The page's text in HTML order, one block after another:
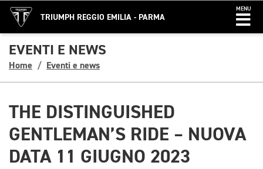
TRIUMPH REGGIO EMILIA - PARMA
MENU
EVENTI E NEWS
Home Eventi e news
THE DISTINGUISHED
GENTLEMAN’S RIDE – NUOVA
DATA 11 GIUGNO 2023